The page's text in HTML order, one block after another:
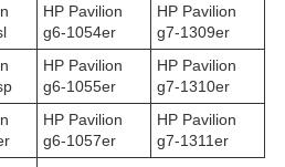
HP Pavilion
g6-1054er
HP Pavilion
g7-1309er
HP Pavilion
g6-1055er
HP Pavilion
g7-1310er
HP Pavilion
g6-1057er
HP Pavilion
g7-1311er